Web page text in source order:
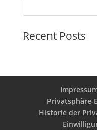
Recent Posts
Privatsphäre-
Historie der